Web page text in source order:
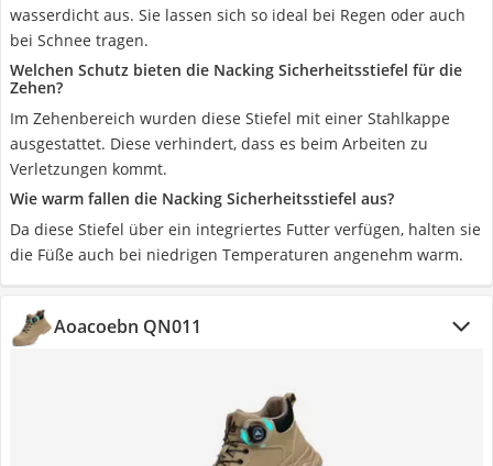
wasserdicht aus. Sie lassen sich so ideal bei Regen oder auch
bei Schnee tragen.
Welchen Schutz bieten die Nacking Sicherheitsstiefel für die
Zehen?
Im Zehenbereich wurden diese Stiefel mit einer Stahlkappe
ausgestattet. Diese verhindert, dass es beim Arbeiten zu
Verletzungen kommt.
Wie warm fallen die Nacking Sicherheitsstiefel aus?
Da diese Stiefel über ein integriertes Futter verfügen, halten sie
die Füße auch bei niedrigen Temperaturen angenehm warm.
Aoacoebn QN011